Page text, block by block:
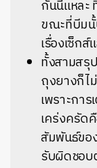
กันนี่แหละ
ขณะที่บีมนั้
เรื่องเซ็ก
ทั้งสามสรุ
ถุงยางก็ไ
เพราะกา
เคร่งครัด
สัมพันธ์ขอ
รับผิดชอ